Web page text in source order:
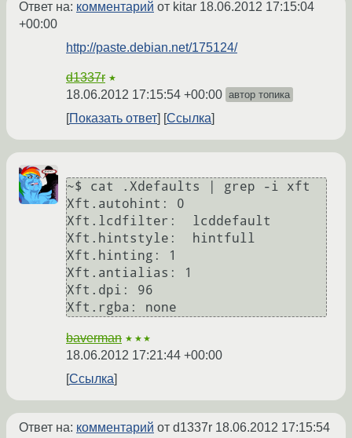
Ответ на: комментарий от kitar 18.06.2012 17:15:04
+00:00
http://paste.debian.net/175124/
d1337r ★
18.06.2012 17:15:54 +00:00 автор топика
Показать ответ Ссылка
~$ cat .Xdefaults | grep -i xft
Xft.autohint: 0
Xft.lcdfilter:  lcddefault
Xft.hintstyle:  hintfull
Xft.hinting: 1
Xft.antialias: 1
Xft.dpi: 96
baverman ★★★
18.06.2012 17:21:44 +00:00
Ссылка
Ответ на: комментарий от d1337r 18.06.2012 17:15:54